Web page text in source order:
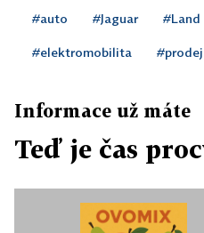
#auto #Jaguar #Land
#elektromobilita #prodej
Informace už máte
Teď je čas